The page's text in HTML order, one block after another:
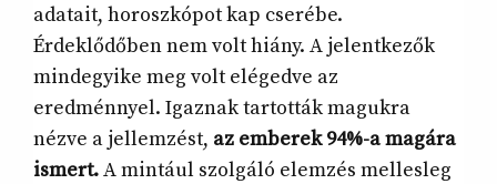
adatait, horoszkópot kap cserébe.
Érdeklődőben nem volt hiány. A jelentkezők
mindegyike meg volt elégedve az
eredménnyel. Igaznak tartották magukra
nézve a jellemzést, az emberek 94%-a magára
ismert.A mintául szolgáló elemzés mellesleg